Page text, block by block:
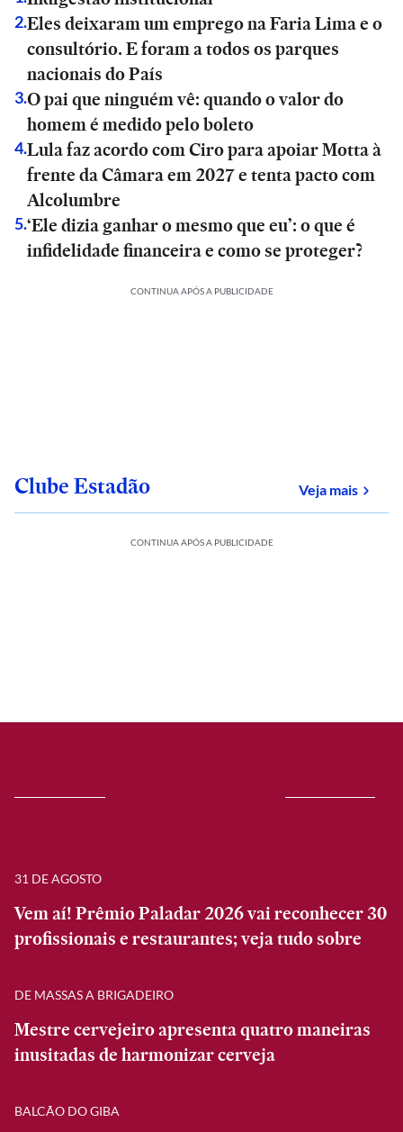
2.Eles deixaram um emprego na Faria Lima e o
consultório. E foram a todos os parques
nacionais do País
3.O pai que ninguém vê: quando o valor do
homem é medido pelo boleto
4.Lula faz acordo com Ciro para apoiar Motta à
frente da Câmara em 2027 e tenta pacto com
Alcolumbre
5.‘Ele dizia ganhar o mesmo que eu’: o que é
infidelidade financeira e como se proteger?
CONTINUA APÓS A PUBLICIDADE
Clube Estadão Veja maissobre
CONTINUA APÓS A PUBLICIDADE
31 DE AGOSTO
Vem aí! Prêmio Paladar 2026 vai reconhecer 30
profissionais e restaurantes; veja tudo sobre
DE MASSAS A BRIGADEIRO
Mestre cervejeiro apresenta quatro maneiras
inusitadas de harmonizar cerveja
BALCÃO DO GIBA